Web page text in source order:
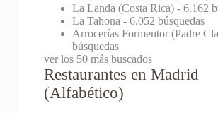
La Landa (Costa Rica)- 6.162
La Tahona - 6.052 búsquedas
Arrocerías Formentor (Padre
búsquedas
ver los 50 más buscados
Restaurantes en Madrid
(Alfabético)